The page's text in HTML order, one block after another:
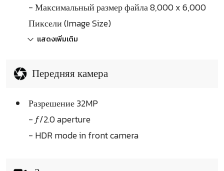
- Максимальный размер файла 8,000 x 6,000
Пиксели (Image Size)
แสดงเพิ่มเติม
Передняя камера
Разрешение 32MP
- ƒ/2.0 aperture
- HDR mode in front camera